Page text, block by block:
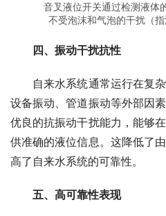
音叉液位开关通过检测液体
不受泡沫和气泡的干扰（指
四、振动干扰抗性
自来水系统通常运行在复杂
设备振动、管道振动等外部因
优良的抗振动干扰能力，能够
供准确的液位信息。这降低了
高了自来水系统的可靠性。
五、高可靠性表现